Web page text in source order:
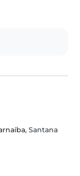
, Santana